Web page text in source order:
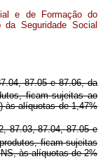
e de Formação do
Seguridade Social
87.05 e 87.06, da
ficam sujeitas ao
às alíquotas de 1,47%
87.03, 87.04, 87.05 e
ficam sujeitas
às alíquotas de 2%